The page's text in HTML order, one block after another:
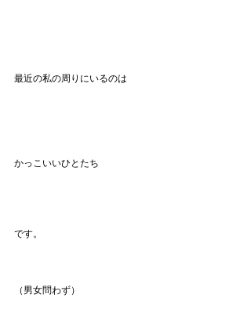
最近の私の周りにいるのは
かっこいいひとたち
です。
（男女問わず）